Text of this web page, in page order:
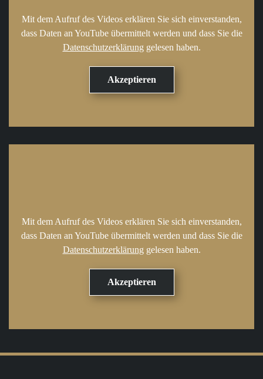
Mit dem Aufruf des Videos erklären Sie sich einverstanden,
dass Daten an YouTube übermittelt werden und dass Sie die
Datenschutzerklärung gelesen haben.
Mit dem Aufruf des Videos erklären Sie sich einverstanden,
dass Daten an YouTube übermittelt werden und dass Sie die
Datenschutzerklärung gelesen haben.